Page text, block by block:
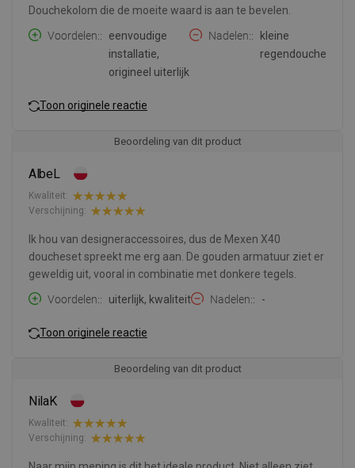
Douchekolom die de moeite waard is aan te bevelen.
Voordelen:
eenvoudige
installatie,
origineel uiterlijk
Nadelen:
kleine
regendouche
Toon originele reactie
Beoordeling van dit product
AlbeL
Kwaliteit:
Verschijning:
Ik hou van designeraccessoires, dus de Mexen X40
doucheset spreekt me erg aan. De gouden armatuur ziet er
geweldig uit, vooral in combinatie met donkere tegels.
Voordelen:
uiterlijk, kwaliteit Nadelen: -
Toon originele reactie
Beoordeling van dit product
NilaK
Kwaliteit:
Verschijning: